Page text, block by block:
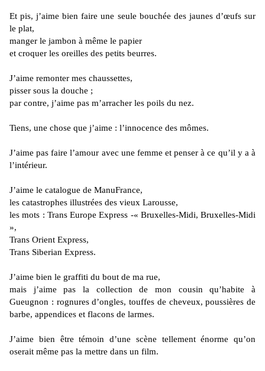
Et pis, j’aime bien faire une seule bouchée des jaunes d’œufs sur
le plat,
manger le jambon à même le papier
et croquer les oreilles des petits beurres.
J’aime remonter mes chaussettes,
pisser sous la douche ;
par contre, j’aime pas m’arracher les poils du nez.
Tiens, une chose que j’aime : l’innocence des mômes.
J’aime pas faire l’amour avec une femme et penser à ce qu’il y a à
l’intérieur.
J’aime le catalogue de ManuFrance,
les catastrophes illustrées des vieux Larousse,
les mots : Trans Europe Express -« Bruxelles-Midi, Bruxelles-Midi
»,
Trans Orient Express,
Trans Siberian Express.
J’aime bien le graffiti du bout de ma rue,
mais j’aime pas la collection de mon cousin qu’habite à
Gueugnon : rognures d’ongles, touffes de cheveux, poussières de
barbe, appendices et flacons de larmes.
J’aime bien être témoin d’une scène tellement énorme qu’on
oserait même pas la mettre dans un film.